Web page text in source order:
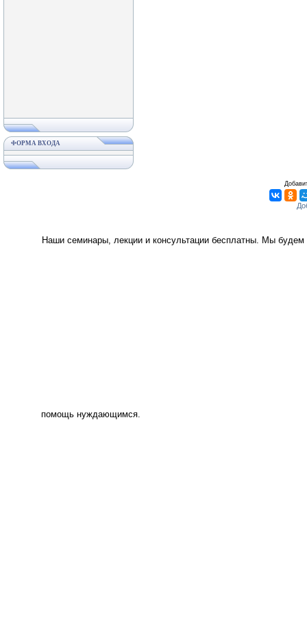
ФОРМА ВХОДА
Наши семинары, лекции и консультации бесплатны. Мы
помощь нуждающимся.